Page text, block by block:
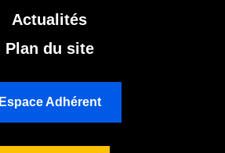
Actualités
Plan du site
Espace Adhérent